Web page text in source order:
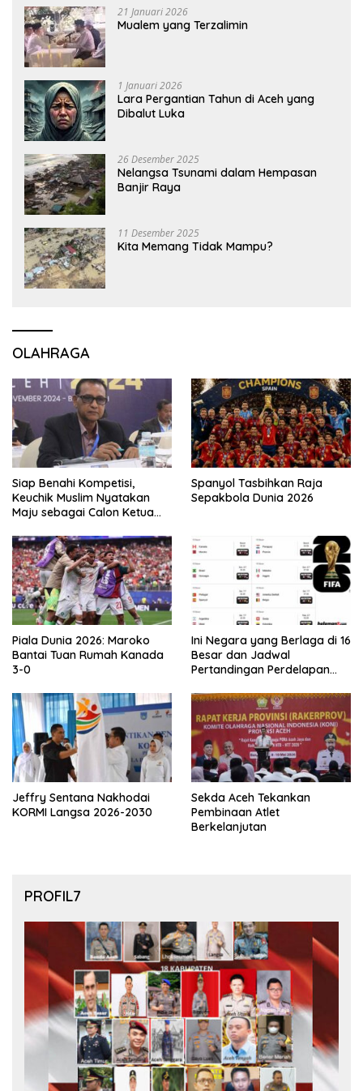
21 Januari 2026
Mualem yang Terzalimin
1 Januari 2026
Lara Pergantian Tahun di Aceh yang
Dibalut Luka
26 Desember 2025
Nelangsa Tsunami dalam Hempasan
Banjir Raya
11 Desember 2025
Kita Memang Tidak Mampu?
OLAHRAGA
Siap Benahi Kompetisi,
Keuchik Muslim Nyatakan
Maju sebagai Calon Ketua
Spanyol Tasbihkan Raja
Sepakbola Dunia 2026
Piala Dunia 2026: Maroko
Bantai Tuan Rumah Kanada
3-0
Ini Negara yang Berlaga di 16
Besar dan Jadwal
Pertandingan Perdelapan
Jeffry Sentana Nakhodai
KORMI Langsa 2026-2030
Sekda Aceh Tekankan
Pembinaan Atlet
Berkelanjutan
PROFIL7